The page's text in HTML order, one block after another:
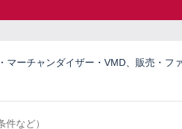
マーチャンダイザー・VMD、販売・フ
件など）